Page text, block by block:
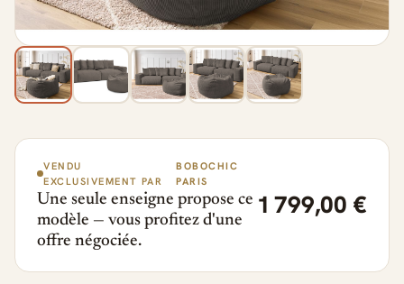
VENDU
EXCLUSIVEMENT PAR
BOBOCHIC
PARIS
Une seule enseigne propose ce
modèle — vous profitez d'une
offre négociée.
1 799,00 €